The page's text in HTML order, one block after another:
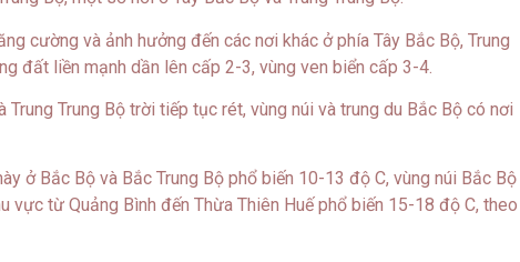
cường và ảnh hưởng đến các nơi khác ở phía Tây Bắc Bộ, Trung
đất liền mạnh dần lên cấp 2-3, vùng ven biển cấp 3-4.
Trung Bộ trời tiếp tục rét, vùng núi và trung du Bắc Bộ có nơi
ở Bắc Bộ và Bắc Trung Bộ phổ biến 10-13 độ C, vùng núi Bắc Bộ
vực từ Quảng Bình đến Thừa Thiên Huế phổ biến 15-18 độ C, theo